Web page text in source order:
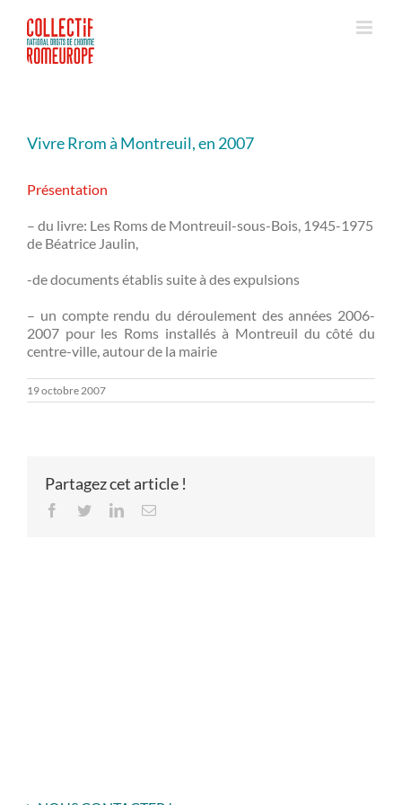
contenu
Vivre Rrom à Montreuil, en 2007
Présentation
– du livre: Les Roms de Montreuil-sous-Bois, 1945-1975
de Béatrice Jaulin,
-de documents établis suite à des expulsions
– un compte rendu du déroulement des années 2006-
2007 pour les Roms installés à Montreuil du côté du
centre-ville, autour de la mairie
19 octobre 2007
Partagez cet article !
Facebook
TwitterLinkedInEmail